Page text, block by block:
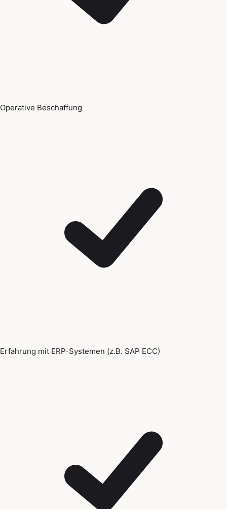
Operative Beschaffung
Erfahrung mit ERP-Systemen (z.B. SAP ECC)